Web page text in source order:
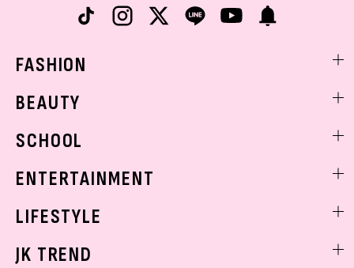
FASHION
着回し
BEAUTY
ベストコスメ
ボディケア
SCHOOL
学校ヘアメイク
ENTERTAINMENT
K-POP
LIFESTYLE
JK TREND